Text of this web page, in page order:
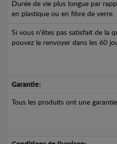
Durée de vie plus longue par
en plastique ou en fibre de verre.
Si vous n'êtes pas satisfait de la
pouvez le renvoyer dans les 60
Garantie:
Tous les produits ont une